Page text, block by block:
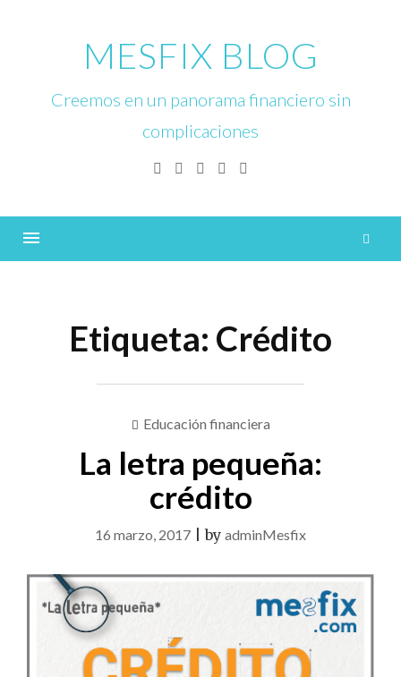
MESFIX BLOG
Creemos en un panorama financiero sin
complicaciones
Facebook
TwitterLinkedinInstagram
Etiqueta: Crédito
Educación financiera
La letra pequeña:
crédito
16 marzo, 2017 |by adminMesfix